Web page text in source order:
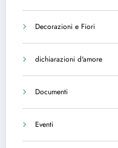
Decorazioni e Fiori
dichiarazioni d'amore
Documenti
Eventi